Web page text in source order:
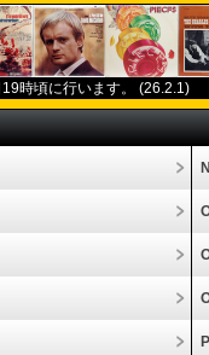
19時頃に行います。 (26.2.1)